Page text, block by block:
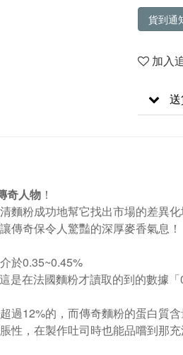
貨到通
加入
奇人物 ！
麵粉成功地幫它找出市場的差異
傳奇保令人驚豔的深厚麥香氣息！
於0.35~0.45%
是在法國麵粉才讀取的到的數據
過12%的，而傳奇麵粉的蛋白質
性，在製作吐司時也能品嚐到那充